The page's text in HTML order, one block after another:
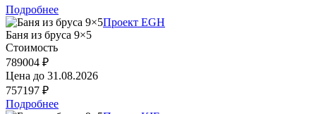
Подробнее
Проект EGH
Баня из бруса 9×5
Стоимость
789004 ₽
Цена до 31.08.2026
757197 ₽
Подробнее